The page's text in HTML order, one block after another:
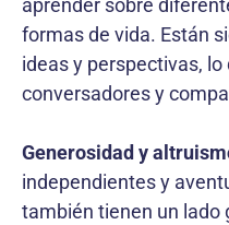
aprender sobre
formas de vida. Están
ideas y perspectivas,
conversadores y
Generosidad y
independientes y
también tienen un lado